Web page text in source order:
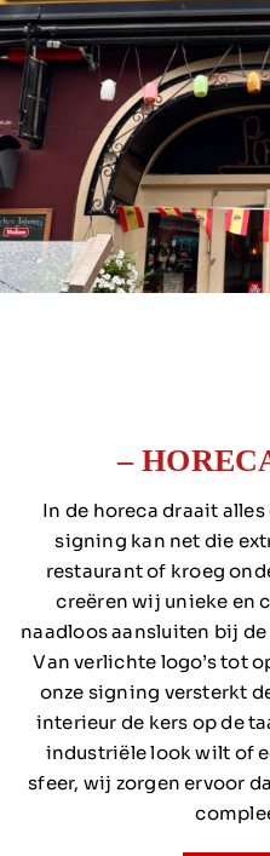
–
In de horeca draait
signing kan net die
restaurant of kroeg
creëren wij unieke en
naadloos aansluiten bij
Van verlichte logo’s tot
onze signing versterkt
interieur de kers op de
industriële look wilt of
sfeer, wij zorgen ervoor